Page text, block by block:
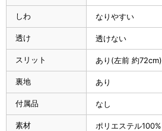
しわ なりやすい
透け 透けない
スリット あり(左前 約72cm)
裏地 あり
付属品 なし
素材 ポリエステル100%